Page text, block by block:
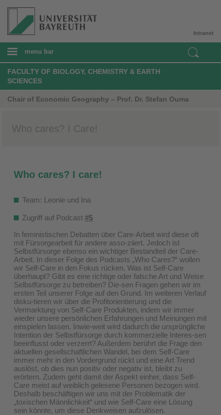
Intranet
menu bar
FACULTY OF BIOLOGY, CHEMISTRY & EARTH
SCIENCES
Chair of Economic Geography – Prof. Dr. Stefan Ouma
Who cares? I Care!
Who cares? I care!
Team: Leonie und Ina
Zugriff auf Podcast #5
In feministischen Debatten über Care-Arbeit wird diese oft
mit Fürsorgearbeit für andere asso-ziiert. Jedoch ist
Selbstfürsorge ebenso ein wichtiger Bestandteil der Care-
Arbeit. In dieser Folge des Podcasts „Who Cares?“ wollen
wir Self-Care in den Fokus rücken. Was ist Self-Care
überhaupt? Gibt es eine richtige oder falsche Art und Weise
Selbstfürsorge zu betreiben? Die-sen Fragen gehen wir im
ersten Teil unserer Folge auf den Grund. Im weiteren Verlauf
disku-tieren wir über die Profitorientierung und die
Vermarktung von Self-Care Produkten, indem wir immer
wieder unsere persönlichen Erfahrungen und Meinungen mit
einspielen lassen. Inwie-weit wird dadurch die ursprüngliche
Intention der Selbstfürsorge durch kommerzielle Interes-sen
beeinflusst oder verzerrt? Außerdem berührt die Frage den
aktuellen gesellschaftlichen Wandel, bei dem Self-Care
immer mehr in den Vordergrund rückt und eine Art Trend
auslöst, ob dies nun positiv oder negativ ist, bleibt zu
erörtern. Zudem geht damit der Aspekt einher, dass Self-
Care meist auf weiblich gelesene Personen bezogen wird.
Deshalb beschäftigen wir uns mit der Problematik der
„toxischen Männlichkeit“ und wie Self-Care eine Lösung
sein könnte, um diese Denkweisen aufzulösen.